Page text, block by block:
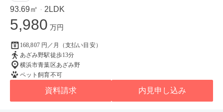
93.69㎡ ・ 2LDK
5,980 万円
168,807 円／月（支払い目安）
あざみ野駅徒歩13分
横浜市青葉区あざみ野
ペット飼育不可
資料請求 内見申し込み